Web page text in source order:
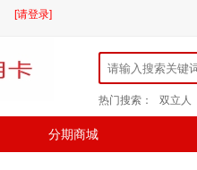
[请登录]
热门搜索： 双立人
分期商城